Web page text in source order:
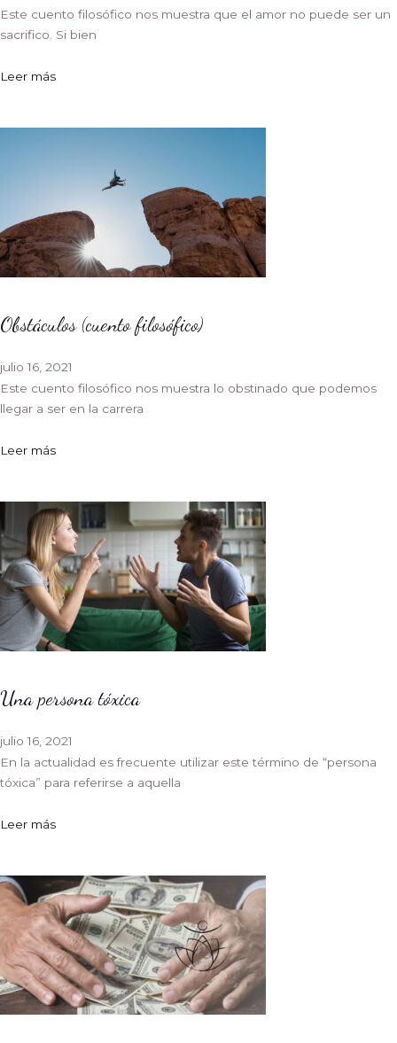
Este cuento filosófico nos muestra que el amor no puede ser un
sacrifico. Si bien
Leer más
Obstáculos (cuento filosófico)
julio 16, 2021
Este cuento filosófico nos muestra lo obstinado que podemos
llegar a ser en la carrera
Leer más
Una persona tóxica
julio 16, 2021
En la actualidad es frecuente utilizar este término de “persona
tóxica” para referirse a aquella
Leer más